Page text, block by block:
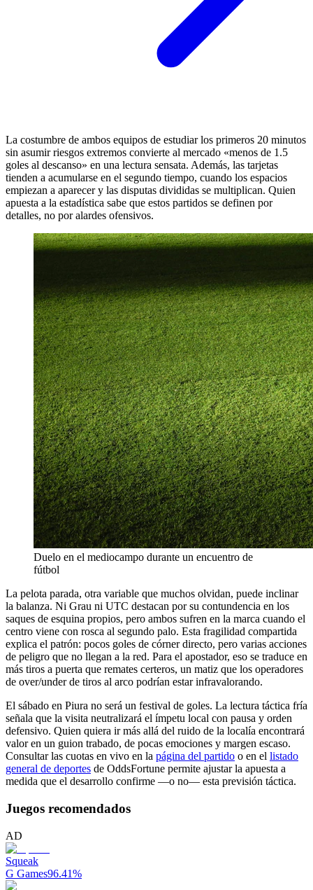
La costumbre de ambos equipos de estudiar los primeros 20 minutos
sin asumir riesgos extremos convierte al mercado «menos de 1.5
goles al descanso» en una lectura sensata. Además, las tarjetas
tienden a acumularse en el segundo tiempo, cuando los espacios
empiezan a aparecer y las disputas divididas se multiplican. Quien
apuesta a la estadística sabe que estos partidos se definen por
detalles, no por alardes ofensivos.
Duelo en el mediocampo durante un encuentro de
fútbol
La pelota parada, otra variable que muchos olvidan, puede inclinar
la balanza. Ni Grau ni UTC destacan por su contundencia en los
saques de esquina propios, pero ambos sufren en la marca cuando el
centro viene con rosca al segundo palo. Esta fragilidad compartida
explica el patrón: pocos goles de córner directo, pero varias acciones
de peligro que no llegan a la red. Para el apostador, eso se traduce en
más tiros a puerta que remates certeros, un matiz que los operadores
de over/under de tiros al arco podrían estar infravalorando.
El sábado en Piura no será un festival de goles. La lectura táctica fría
señala que la visita neutralizará el ímpetu local con pausa y orden
defensivo. Quien quiera ir más allá del ruido de la localía encontrará
valor en un guion trabado, de pocas emociones y margen escaso.
Consultar las cuotas en vivo en la página del partido o en el listado
general de deportes de OddsFortune permite ajustar la apuesta a
medida que el desarrollo confirme —o no— esta previsión táctica.
Juegos recomendados
AD
Squeak
G Games96.41%